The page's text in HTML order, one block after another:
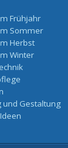
Frühjahr
Sommer
Herbst
Winter
und Gestaltung